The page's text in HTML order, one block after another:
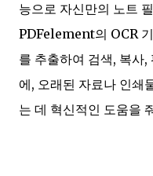
능으로 자신만의 노트
PDFelement의 OCR
를 추출하여 검색, 복사
에, 오래된 자료나 인쇄
는 데 혁신적인 도움을